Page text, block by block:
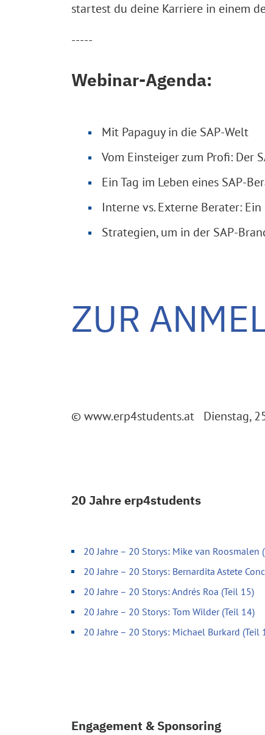
startest du deine Karriere in einem
-----
Webinar-Agenda:
Mit Papaguy in die SAP-Welt
Vom Einsteiger zum Profi: Der
Ein Tag im Leben eines SAP-
Interne vs. Externe Berater:
Strategien, um in der SAP-
ZUR
© www.erp4students.at Dienstag,
20 Jahre erp4students
20 Jahre – 20 Storys: Mike van Roosmalen
20 Jahre – 20 Storys: Bernardita Astete
20 Jahre – 20 Storys: Andrés Roa (Teil 15)
20 Jahre – 20 Storys: Tom Wilder (Teil 14)
20 Jahre – 20 Storys: Michael Burkard (Teil
Engagement & Sponsoring